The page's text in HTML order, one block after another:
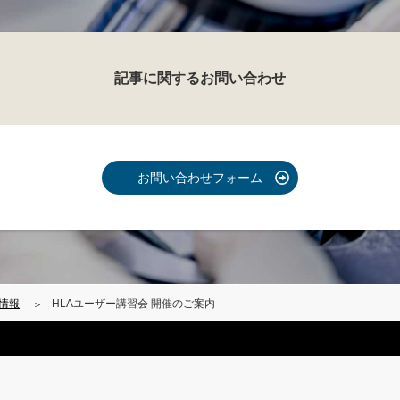
記事に関するお問い合わせ
お問い合わせフォーム
報 HLAユーザー講習会 開催のご案内